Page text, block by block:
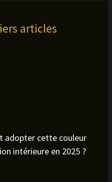
articles
adopter cette couleur
intérieure en 2025 ?